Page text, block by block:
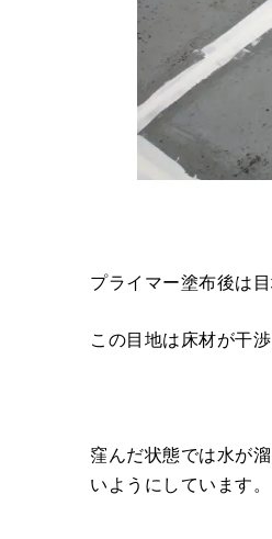
プライマー塗布後は
この目地は床材が干
窪んだ状態では水が
いようにしています。